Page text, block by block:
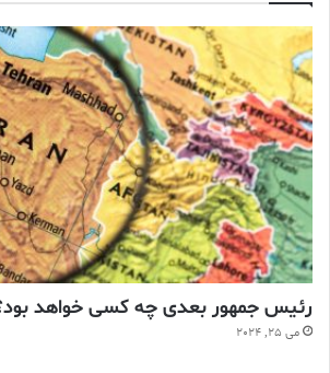
رئیس جمهور بعدی چه کسی خواهد
می 25, 2024